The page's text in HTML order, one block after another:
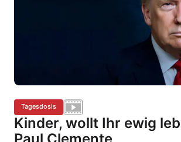
Tagesdosis
Kinder, wollt Ihr ewig
Paul Clemente